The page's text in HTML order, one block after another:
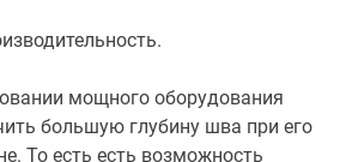
мощного оборудования
большую глубину шва при его
То есть есть возможность